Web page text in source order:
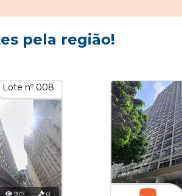
pela região!
Lote nº 008
977 0